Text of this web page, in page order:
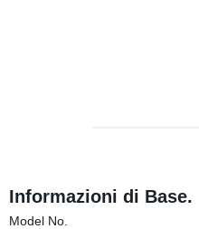
Informazioni di Base.
Model No.